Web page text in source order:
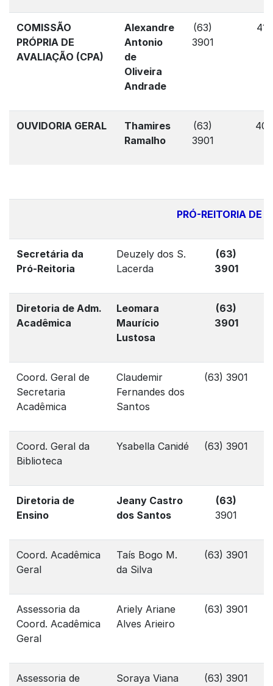
COMISSÃO
PRÓPRIA DE
AVALIAÇÃO (CPA)
Alexandre
Antonio
de
Oliveira
Andrade
(63)
3901
OUVIDORIA GERAL
Thamires
Ramalho
(63)
3901
PRÓ-REITORIA DE
Secretária da
Pró-Reitoria
Deuzely dos S.
Lacerda
(63)
3901
Diretoria de Adm.
Acadêmica
Leomara
Maurício
Lustosa
(63)
3901
Coord. Geral de
Secretaria
Acadêmica
Claudemir
Fernandes dos
Santos
(63) 3901
Coord. Geral da
Biblioteca
Ysabella Canidé (63) 3901
Diretoria de
Ensino
Jeany Castro
dos Santos
(63)
3901
Coord. Acadêmica
Geral
Taís Bogo M.
da Silva
(63) 3901
Assessoria da
Coord. Acadêmica
Geral
Ariely Ariane
Alves Arieiro
(63) 3901
Assessoria de
Soraya Viana
(63) 3901